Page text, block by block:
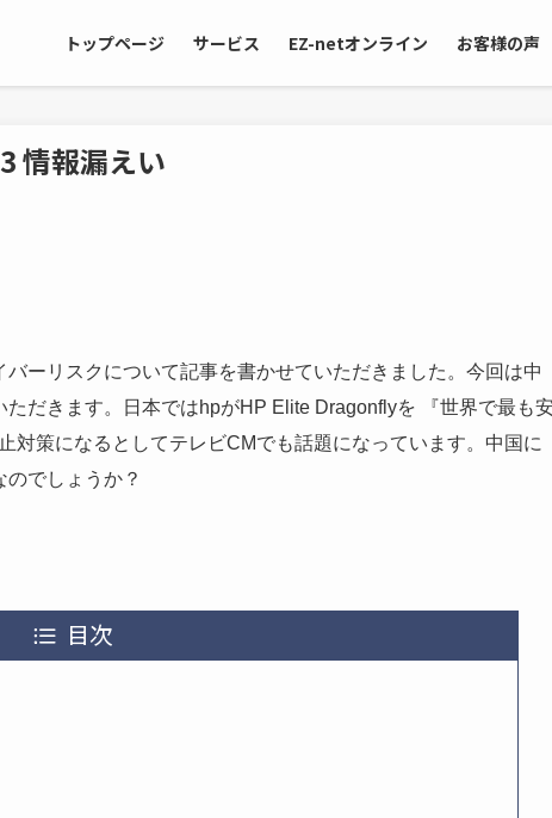
トップページ サービス EZ-netオンライン お客様の声
情報漏えい
バーリスクについて記事を書かせていただきました。今回は中
だきます。日本ではhpがHP Elite Dragonflyを 『世界で最も
対策になるとしてテレビCMでも話題になっています。中国に
でしょうか？
目次